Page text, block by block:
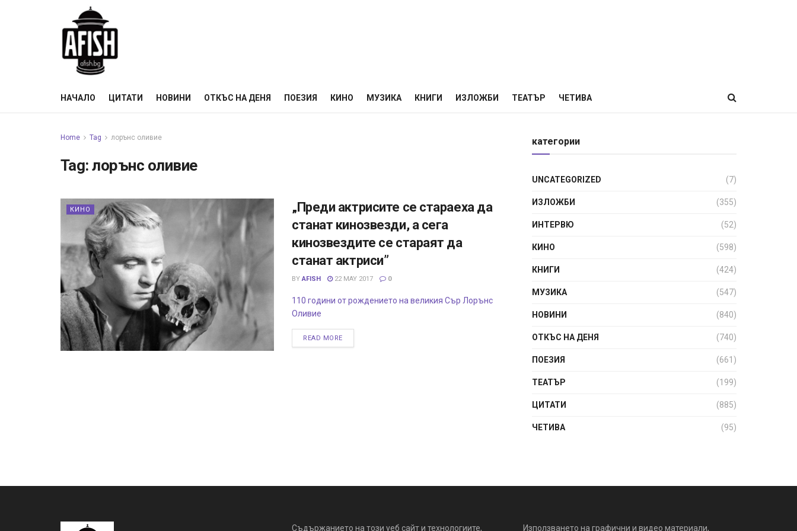
НАЧАЛО ЦИТАТИ НОВИНИ ОТКЪС НА ДЕНЯ ПОЕЗИЯ КИНО МУЗИКА КНИГИ ИЗЛОЖБИ ТЕАТЪР ЧЕТИВА
Home Tag лорънс оливие
Tag:лорънс оливие
КИНО
„Преди актрисите се стараеха да
станат кинозвезди, а сега
кинозвездите се стараят да
станат актриси”
BY AFISH 22 MAY 2017 0
110 години от рождението на великия Сър Лорънс
Оливие
READ MORE
категории
UNCATEGORIZED (7)
ИЗЛОЖБИ (355)
ИНТЕРВЮ (52)
КИНО (598)
КНИГИ (424)
МУЗИКА (547)
НОВИНИ (840)
ОТКЪС НА ДЕНЯ (740)
ПОЕЗИЯ (661)
ТЕАТЪР (199)
ЦИТАТИ (885)
ЧЕТИВА (95)
Съдържанието на този уеб сайт и технологиите, Използването на графични и видео материали,